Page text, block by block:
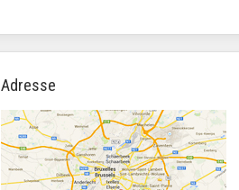
Adresse